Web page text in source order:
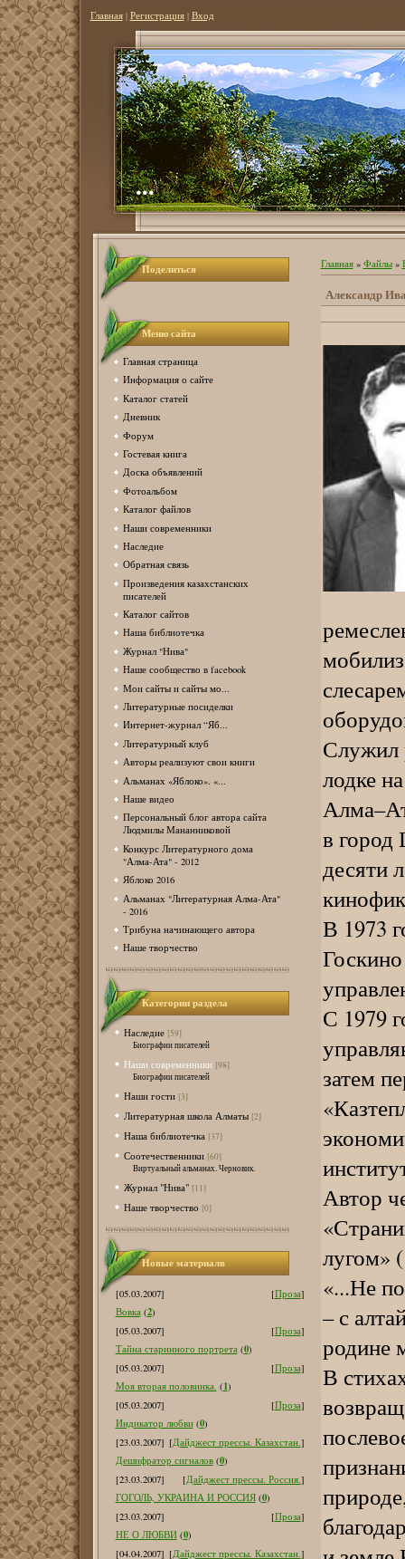
Главная| Регистрация| Вход
...
Поделиться
Меню сайта
Главная страница
Информация о сайте
Каталог статей
Дневник
Форум
Гостевая книга
Доска объявлений
Фотоальбом
Каталог файлов
Наши современники
Наследие
Обратная связь
Произведения казахстанских
писателей
Каталог сайтов
Наша библиотечка
Журнал "Нива"
Наше сообщество в facebook
Мои сайты и сайты мо...
Литературные посиделки
Интернет-журнал “Яб...
Литературный клуб
Авторы реализуют свои книги
Альманах «Яблоко». «...
Наше видео
Персональный блог автора сайта
Людмилы Мананниковой
Конкурс Литературного дома
"Алма-Ата" - 2012
Яблоко 2016
Альманах "Литературная Алма-Ата"
- 2016
Трибуна начинающего автора
Наше творчество
Категории раздела
Наследие [59]
Биографии писателей
Наши современники [98]
Биографии писателей
Наши гости [3]
Литературная школа Алматы [2]
Наша библиотечка [37]
Соотечественники [60]
Виртуальный альманах. Черновик.
Журнал "Нива" [11]
Наше творчество [0]
Новые материалв
[05.03.2007] [Проза]
Вовка (2)
[05.03.2007]
[Проза]
Тайна старинного портрета (0)
[05.03.2007]
[Проза]
Моя вторая половинка. (1)
[05.03.2007]
[Проза]
Индикатор любви (0)
[23.03.2007] [Дайджест прессы. Казахстан.]
Дешифратор сигналов (0)
[23.03.2007]
[Дайджест прессы. Россия.]
ГОГОЛЬ, УКРАИНА И РОССИЯ (0)
[23.03.2007]
[Проза]
НЕ О ЛЮБВИ (0)
[04.04.2007] [Дайджест прессы. Казахстан.]
Главная» Файлы»
Александр
Служил
лодке
в город
десяти
В 1973
С 1979
затем
Автор
лугом»
«...Не
– с
родине
В